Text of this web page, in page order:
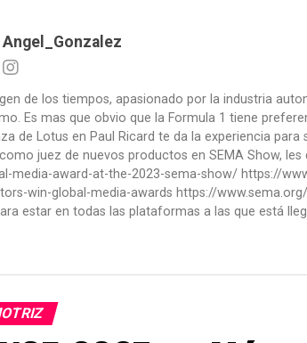
Angel_Gonzalez
de los tiempos, apasionado por la industria
Es mas que obvio que la Formula 1 tiene
de Lotus en Paul Ricard te da la experiencia
juez de nuevos productos en SEMA Show,
media-award-at-the-2023-sema-show/ https://
win-global-media-awards https://
estar en todas las plataformas a las que está